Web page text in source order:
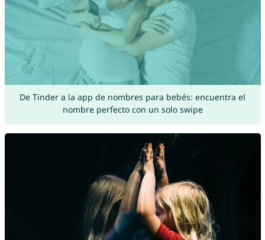
De Tinder a la app de nombres para bebés: encuentra el
nombre perfecto con un solo swipe